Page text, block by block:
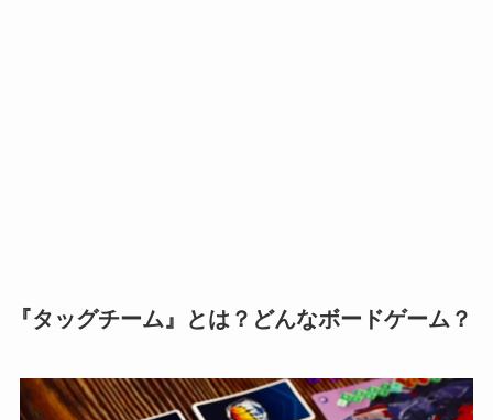
『タッグチーム』とは？どんなボードゲーム？